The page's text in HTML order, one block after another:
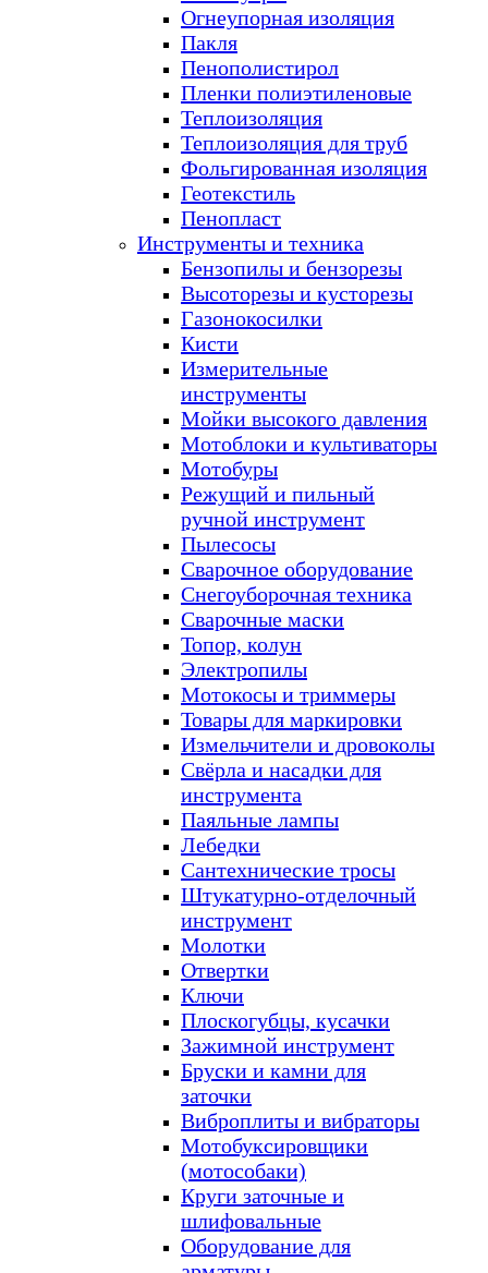
Огнеупорная изоляция
Пакля
Пенополистирол
Пленки полиэтиленовые
Теплоизоляция
Теплоизоляция для труб
Фольгированная изоляция
Геотекстиль
Пенопласт
Инструменты и техника
Бензопилы и бензорезы
Высоторезы и кусторезы
Газонокосилки
Кисти
Измерительные
инструменты
Мойки высокого давления
Мотоблоки и культиваторы
Мотобуры
Режущий и пильный
ручной инструмент
Пылесосы
Сварочное оборудование
Снегоуборочная техника
Сварочные маски
Топор, колун
Электропилы
Мотокосы и триммеры
Товары для маркировки
Измельчители и дровоколы
Свёрла и насадки для
инструмента
Паяльные лампы
Лебедки
Сантехнические тросы
Штукатурно-отделочный
инструмент
Молотки
Отвертки
Ключи
Плоскогубцы, кусачки
Зажимной инструмент
Бруски и камни для
заточки
Виброплиты и вибраторы
Мотобуксировщики
(мотособаки)
Круги заточные и
шлифовальные
Оборудование для